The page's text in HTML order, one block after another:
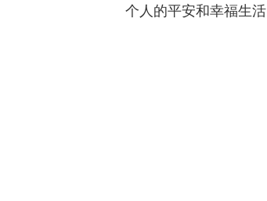
个人的平安和幸福生活